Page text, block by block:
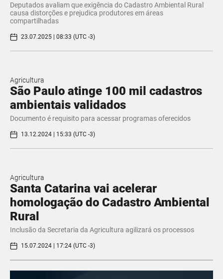
Deputados avaliam que exigência do Cadastro Ambiental Rural
causa distorções e prejudica produtores em áreas
compartilhadas
23.07.2025 | 08:33 (UTC -3)
Agricultura
São Paulo atinge 100 mil cadastros
ambientais validados
Documento é requisito para acessar programas oferecidos
13.12.2024 | 15:33 (UTC -3)
Agricultura
Santa Catarina vai acelerar
homologação do Cadastro Ambiental
Rural
Inclusão da Secretaria da Agricultura agilizará os processos
15.07.2024 | 17:24 (UTC -3)